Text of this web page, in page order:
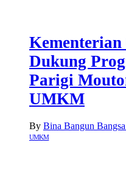
Dukung
Parigi
UMKM
By Bina Bangun Bangsa
UMKM